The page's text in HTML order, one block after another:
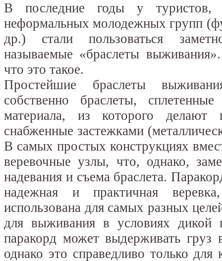
В последние годы у туристов,
неформальных молодежных групп
др.) стали пользоваться
называемые «браслеты
что это такое.
Простейшие браслеты
собственно браслеты,
материала, из которого
снабженные застежками
В самых простых конструкциях
веревочные узлы, что, однако,
надевания и съема браслета.
надежная и практичная
использована для самых разных
для выживания в условиях дикой
паракорд может выдерживать
однако это справедливо только для